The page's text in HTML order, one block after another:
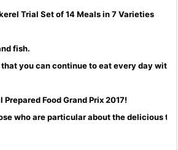
Trial Set of 14 Meals in 7 Varieties
fish.
you can continue to eat every day
Food Grand Prix 2017!
who are particular about the delicious